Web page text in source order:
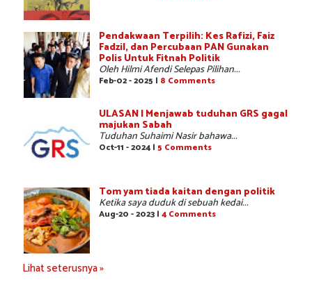
Pendakwaan Terpilih: Kes Rafizi, Faiz
Fadzil, dan Percubaan PAN Gunakan
Polis Untuk Fitnah Politik
Oleh Hilmi Afendi Selepas Pilihan...
Feb-02 - 2025 | 8 Comments
ULASAN | Menjawab tuduhan GRS gagal
majukan Sabah
Tuduhan Suhaimi Nasir bahawa...
Oct-11 - 2024 | 5 Comments
Tom yam tiada kaitan dengan politik
Ketika saya duduk di sebuah kedai...
Aug-20 - 2023 | 4 Comments
Lihat seterusnya »